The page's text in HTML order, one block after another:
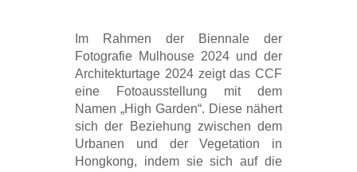
Im Rahmen der Biennale der
Fotografie Mulhouse 2024 und der
Architekturtage 2024 zeigt das CCF
eine Fotoausstellung mit dem
Namen „High Garden“. Diese nähert
sich der Beziehung zwischen dem
Urbanen und der Vegetation in
Hongkong, indem sie sich auf die